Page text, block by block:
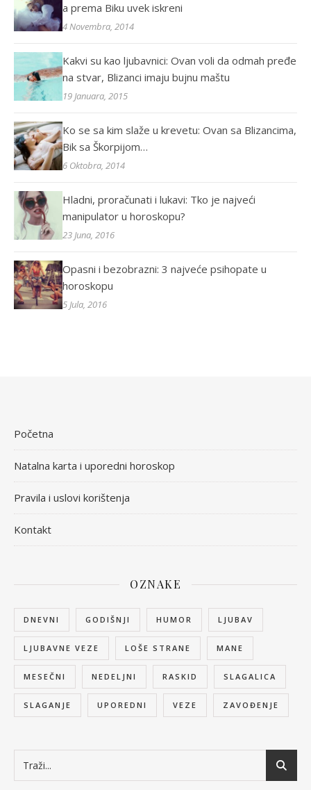
a prema Biku uvek iskreni
4 Novembra, 2014
Kakvi su kao ljubavnici: Ovan voli da odmah pređe
na stvar, Blizanci imaju bujnu maštu
19 Januara, 2015
Ko se sa kim slaže u krevetu: Ovan sa Blizancima,
Bik sa Škorpijom…
6 Oktobra, 2014
Hladni, proračunati i lukavi: Tko je najveći
manipulator u horoskopu?
23 Juna, 2016
Opasni i bezobrazni: 3 najveće psihopate u
horoskopu
5 Jula, 2016
Početna
Natalna karta i uporedni horoskop
Pravila i uslovi korištenja
Kontakt
OZNAKE
DNEVNI GODIŠNJI HUMOR LJUBAV
LJUBAVNE VEZE LOŠE STRANE MANE
MESEČNI NEDELJNI RASKID SLAGALICA
SLAGANJE UPOREDNI VEZE ZAVOĐENJE